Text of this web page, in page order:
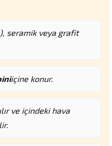
seramik veya grafit
içine konur.
ve içindeki hava